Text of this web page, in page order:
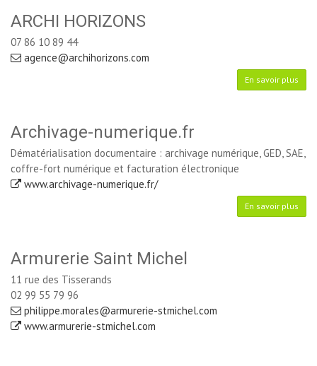
ARCHI HORIZONS
07 86 10 89 44
agence@archihorizons.com
En savoir plus
Archivage-numerique.fr
Dématérialisation documentaire : archivage numérique, GED, SAE,
coffre-fort numérique et facturation électronique
www.archivage-numerique.fr/
En savoir plus
Armurerie Saint Michel
11 rue des Tisserands
02 99 55 79 96
philippe.morales@armurerie-stmichel.com
www.armurerie-stmichel.com